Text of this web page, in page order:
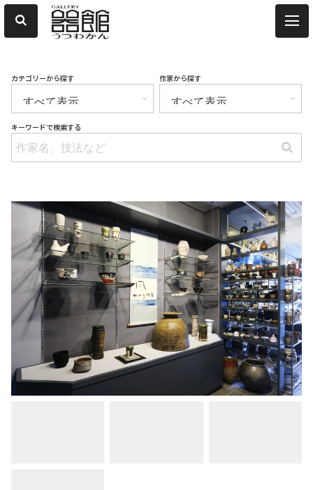
カテゴリーから探す 作家から探す
キーワードで検索する